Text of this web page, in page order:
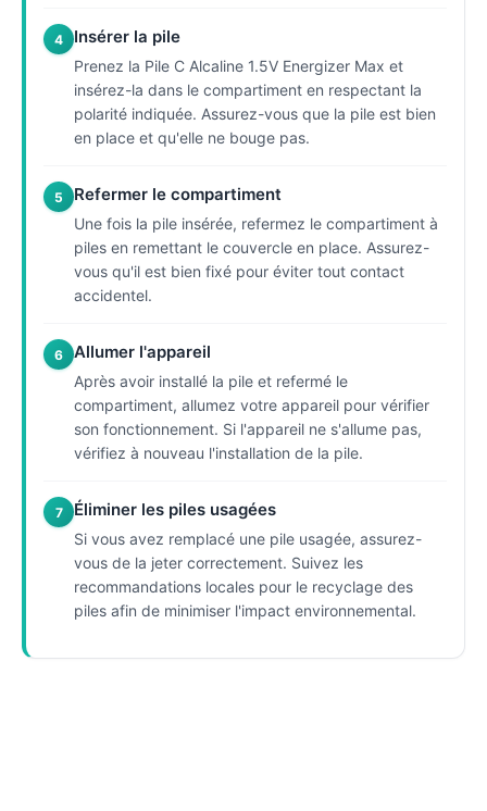
4 Insérer la pile
Prenez la Pile C Alcaline 1.5V Energizer Max et
insérez-la dans le compartiment en respectant la
polarité indiquée. Assurez-vous que la pile est bien
en place et qu'elle ne bouge pas.
5 Refermer le compartiment
Une fois la pile insérée, refermez le compartiment à
piles en remettant le couvercle en place. Assurez-
vous qu'il est bien fixé pour éviter tout contact
accidentel.
6 Allumer l'appareil
Après avoir installé la pile et refermé le
compartiment, allumez votre appareil pour vérifier
son fonctionnement. Si l'appareil ne s'allume pas,
vérifiez à nouveau l'installation de la pile.
7 Éliminer les piles usagées
Si vous avez remplacé une pile usagée, assurez-
vous de la jeter correctement. Suivez les
recommandations locales pour le recyclage des
piles afin de minimiser l'impact environnemental.